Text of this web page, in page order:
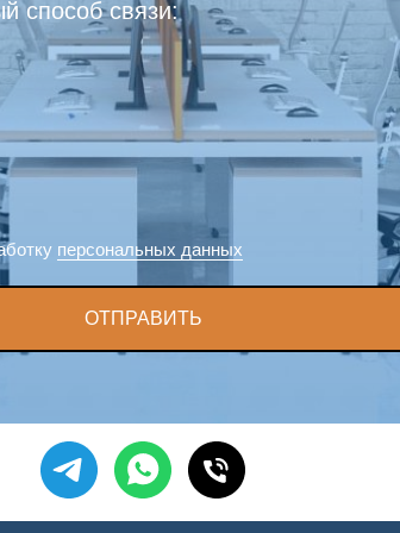
способ связи:
персональных данных
ОТПРАВИТЬ